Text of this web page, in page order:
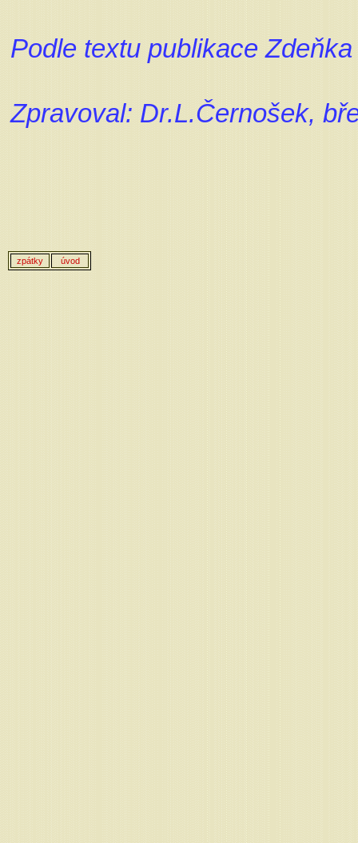
Podle textu publikace
Zpravoval: Dr.L.Černošek,
zpátky úvod